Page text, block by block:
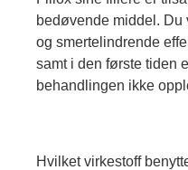
bedøvende middel.
og smertelindrende
samt i den første tiden
behandlingen ikke
Hvilket virkestoff